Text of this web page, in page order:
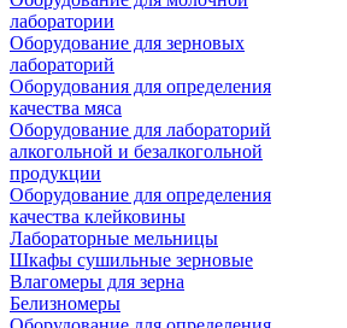
лаборатории
Оборудование для зерновых
лабораторий
Оборудования для определения
качества мяса
Оборудование для лабораторий
алкогольной и безалкогольной
продукции
Оборудование для определения
качества клейковины
Лабораторные мельницы
Шкафы сушильные зерновые
Влагомеры для зерна
Белизномеры